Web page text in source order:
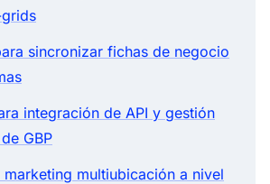
sincronizar fichas de negocio
integración de API y gestión
GBP
marketing multiubicación a nivel